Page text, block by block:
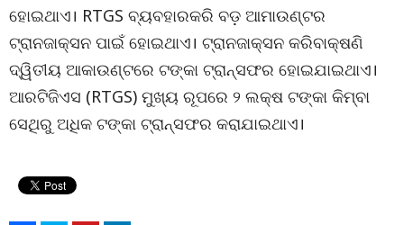
ହୋଇଥାଏ। RTGS ବ୍ୟବହାରକରି ବଡ଼ ଆମାଉଣ୍ଟର
ଟ୍ରାନଜାକ୍ସନ ପାଇଁ ହୋଇଥାଏ। ଟ୍ରାନଜାକ୍ସନ କରିବାକ୍ଷଣି
ଦ୍ୱିତୀୟ ଆକାଉଣ୍ଟରେ ଟଙ୍କା ଟ୍ରାନ୍ସଫର ହୋଇଯାଇଥାଏ।
ଆରଟିଜିଏସ (RTGS) ମୁଖ୍ୟ ରୂପରେ ୨ ଲକ୍ଷ ଟଙ୍କା କିମ୍ବା
ସେଥିରୁ ଅଧିକ ଟଙ୍କା ଟ୍ରାନ୍ସଫର କରାଯାଇଥାଏ।